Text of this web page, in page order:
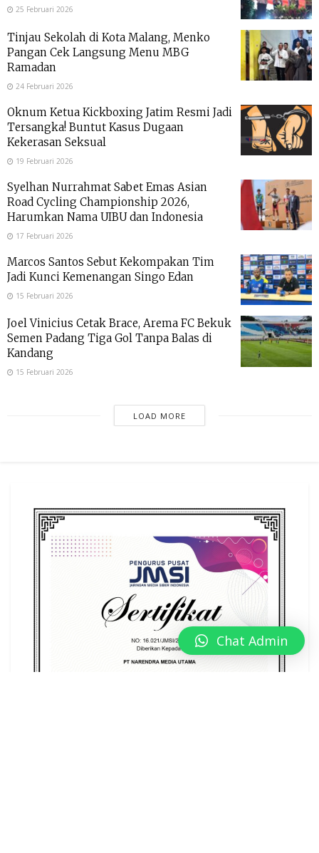
25 Februari 2026
Tinjau Sekolah di Kota Malang, Menko
Pangan Cek Langsung Menu MBG
Ramadan
24 Februari 2026
Oknum Ketua Kickboxing Jatim Resmi Jadi
Tersangka! Buntut Kasus Dugaan
Kekerasan Seksual
19 Februari 2026
Syelhan Nurrahmat Sabet Emas Asian
Road Cycling Championship 2026,
Harumkan Nama UIBU dan Indonesia
17 Februari 2026
Marcos Santos Sebut Kekompakan Tim
Jadi Kunci Kemenangan Singo Edan
15 Februari 2026
Joel Vinicius Cetak Brace, Arema FC Bekuk
Semen Padang Tiga Gol Tanpa Balas di
Kandang
15 Februari 2026
LOAD MORE
Chat Admin